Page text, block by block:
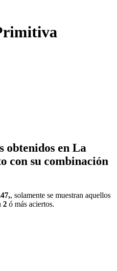
obtenidos en La
con su combinación
, solamente se muestran aquellos
2 ó más aciertos.